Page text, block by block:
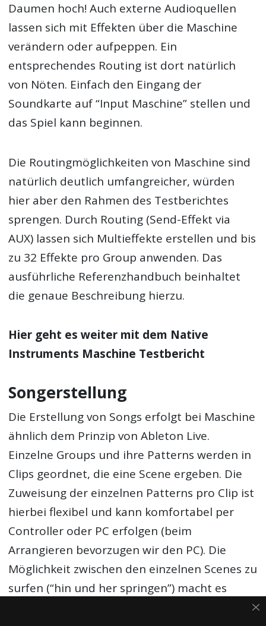
Daumen hoch! Auch externe Audioquellen
lassen sich mit Effekten über die Maschine
verändern oder aufpeppen. Ein
entsprechendes Routing ist dort natürlich
von Nöten. Einfach den Eingang der
Soundkarte auf “Input Maschine” stellen und
das Spiel kann beginnen.
Die Routingmöglichkeiten von Maschine sind
natürlich deutlich umfangreicher, würden
hier aber den Rahmen des Testberichtes
sprengen. Durch Routing (Send-Effekt via
AUX) lassen sich Multieffekte erstellen und bis
zu 32 Effekte pro Group anwenden. Das
ausführliche Referenzhandbuch beinhaltet
die genaue Beschreibung hierzu.
Hier geht es weiter mit dem Native
Instruments Maschine Testbericht
Songerstellung
Die Erstellung von Songs erfolgt bei Maschine
ähnlich dem Prinzip von Ableton Live.
Einzelne Groups und ihre Patterns werden in
Clips geordnet, die eine Scene ergeben. Die
Zuweisung der einzelnen Patterns pro Clip ist
hierbei flexibel und kann komfortabel per
Controller oder PC erfolgen (beim
Arrangieren bevorzugen wir den PC). Die
Möglichkeit zwischen den einzelnen Scenes zu
surfen (“hin und her springen”) macht es